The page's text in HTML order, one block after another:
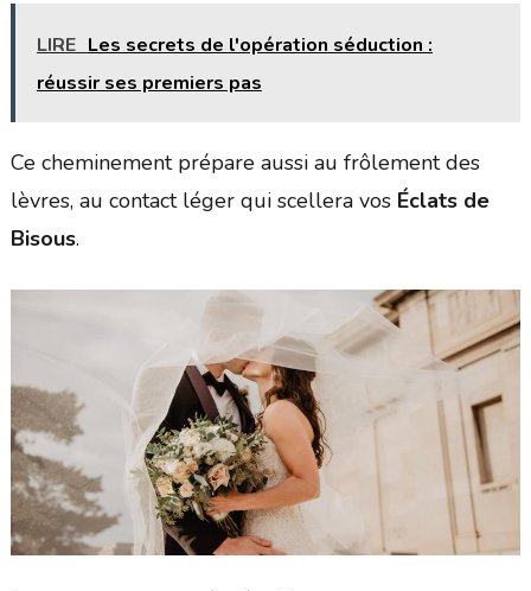
LIRE Les secrets de l'opération séduction :
réussir ses premiers pas
Ce cheminement prépare aussi au frôlement des
lèvres, au contact léger qui scellera vos Éclats de
Bisous.